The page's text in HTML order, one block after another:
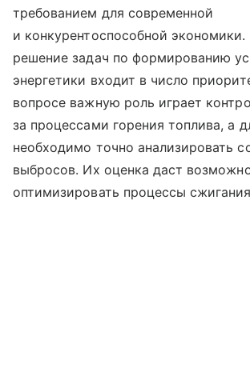
требованием для современной
и конкурентоспособной
решение задач по формированию
энергетики входит в число
вопросе важную роль играет
за процессами горения топлива, а
необходимо точно анализировать
выбросов. Их оценка даст
оптимизировать процессы